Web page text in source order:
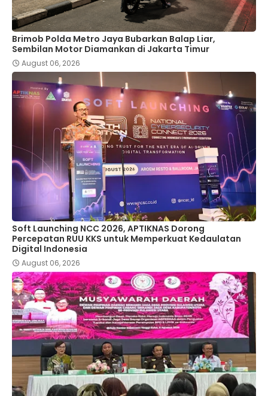
Brimob Polda Metro Jaya Bubarkan Balap Liar,
Sembilan Motor Diamankan di Jakarta Timur
August 06, 2026
Soft Launching NCC 2026, APTIKNAS Dorong
Percepatan RUU KKS untuk Memperkuat Kedaulatan
Digital Indonesia
August 06, 2026